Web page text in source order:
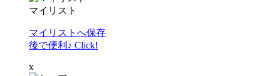
マイリスト
マイリストへ保存
後で便利♪ Click!
x